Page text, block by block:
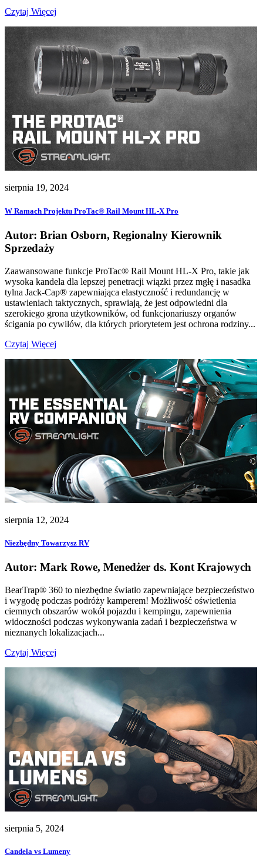
Czytaj Więcej
sierpnia 19, 2024
W Ramach Projektu ProTac® Rail Mount HL-X Pro
Autor: Brian Osborn, Regionalny Kierownik
Sprzedaży
Zaawansowane funkcje ProTac® Rail Mount HL-X Pro, takie jak
wysoka kandela dla lepszej penetracji wiązki przez mgłę i nasadka
tylna Jack-Cap® zapewniająca elastyczność i redundancję w
ustawieniach taktycznych, sprawiają, że jest odpowiedni dla
szerokiego grona użytkowników, od funkcjonariuszy organów
ścigania po cywilów, dla których priorytetem jest ochrona rodziny...
Czytaj Więcej
sierpnia 12, 2024
Niezbędny Towarzysz RV
Autor: Mark Rowe, Menedżer ds. Kont Krajowych
BearTrap® 360 to niezbędne światło zapewniające bezpieczeństwo
i wygodę podczas podróży kamperem! Możliwość oświetlenia
ciemnych obszarów wokół pojazdu i kempingu, zapewnienia
widoczności podczas wykonywania zadań i bezpieczeństwa w
nieznanych lokalizacjach...
Czytaj Więcej
sierpnia 5, 2024
Candela vs Lumeny